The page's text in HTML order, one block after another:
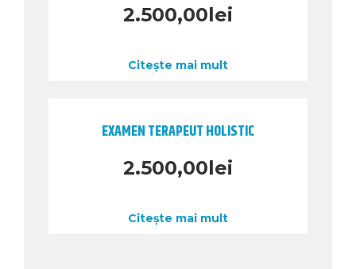
2.500,00lei
Citește mai mult
EXAMEN TERAPEUT HOLISTIC
2.500,00lei
Citește mai mult